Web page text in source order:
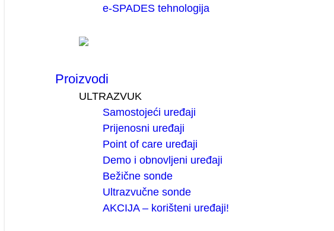
e-SPADES tehnologija
Proizvodi
ULTRAZVUK
Samostojeći uređaji
Prijenosni uređaji
Point of care uređaji
Demo i obnovljeni uređaji
Bežične sonde
Ultrazvučne sonde
AKCIJA – korišteni uređaji!